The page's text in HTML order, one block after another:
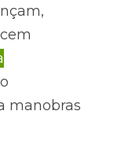
manobras